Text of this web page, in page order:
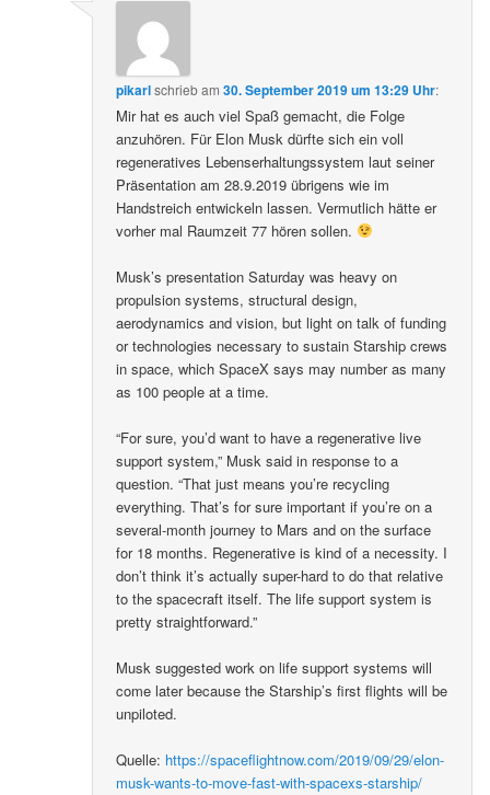
pikarlschriebam30. September 2019 um 13:29 Uhr:
Mir hat es auch viel Spaß gemacht, die Folge
anzuhören. Für Elon Musk dürfte sich ein voll
regeneratives Lebenserhaltungssystem laut seiner
Präsentation am 28.9.2019 übrigens wie im
Handstreich entwickeln lassen. Vermutlich hätte er
vorher mal Raumzeit 77 hören sollen.
Musk’s presentation Saturday was heavy on
propulsion systems, structural design,
aerodynamics and vision, but light on talk of funding
or technologies necessary to sustain Starship crews
in space, which SpaceX says may number as many
as 100 people at a time.
“For sure, you’d want to have a regenerative live
support system,” Musk said in response to a
question. “That just means you’re recycling
everything. That’s for sure important if you’re on a
several-month journey to Mars and on the surface
for 18 months. Regenerative is kind of a necessity. I
don’t think it’s actually super-hard to do that relative
to the spacecraft itself. The life support system is
pretty straightforward.”
Musk suggested work on life support systems will
come later because the Starship’s first flights will be
unpiloted.
Quelle: https://spaceflightnow.com/2019/09/29/elon-
musk-wants-to-move-fast-with-spacexs-starship/